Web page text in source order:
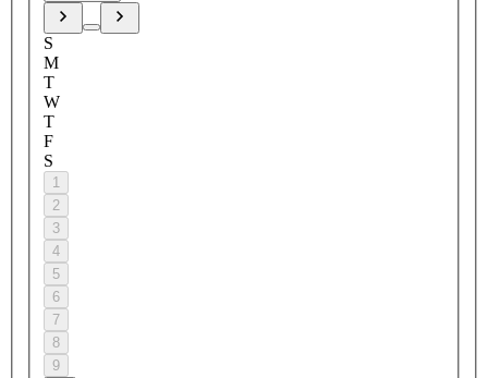
S
M
T
W
T
F
S
1
2
3
4
5
6
7
8
9